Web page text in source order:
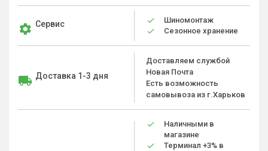
Сервис
Шиномонтаж
Сезонное хранение
Доставка 1-3 дня
Доставляем службой
Новая Почта
Есть возможность
самовывоза из г.Харьков
Наличными в
магазине
Терминал +3% в